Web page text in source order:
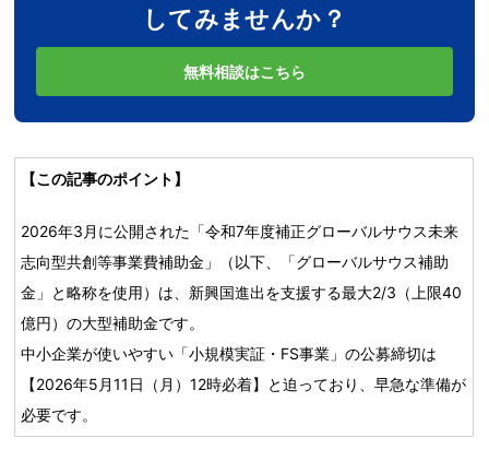
してみませんか？
無料相談はこちら
【この記事のポイント】
2026年3月に公開された「令和7年度補正グローバルサウス未来
志向型共創等事業費補助金」（以下、「グローバルサウス補助
金」と略称を使用）は、新興国進出を支援する最大2/3（上限40
億円）の大型補助金です。
中小企業が使いやすい「小規模実証・FS事業」の公募締切は
【2026年5月11日（月）12時必着】と迫っており、早急な準備が
必要です。